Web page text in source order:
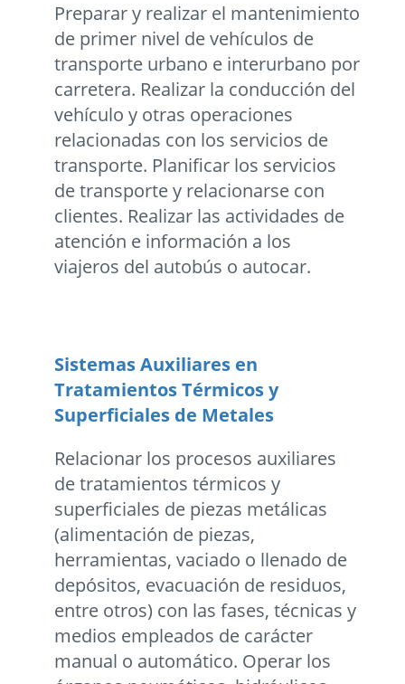
Preparar y realizar el mantenimiento
de primer nivel de vehículos de
transporte urbano e interurbano por
carretera. Realizar la conducción del
vehículo y otras operaciones
relacionadas con los servicios de
transporte. Planificar los servicios
de transporte y relacionarse con
clientes. Realizar las actividades de
atención e información a los
viajeros del autobús o autocar.
Sistemas Auxiliares en
Tratamientos Térmicos y
Superficiales de Metales
Relacionar los procesos auxiliares
de tratamientos térmicos y
superficiales de piezas metálicas
(alimentación de piezas,
herramientas, vaciado o llenado de
depósitos, evacuación de residuos,
entre otros) con las fases, técnicas y
medios empleados de carácter
manual o automático. Operar los